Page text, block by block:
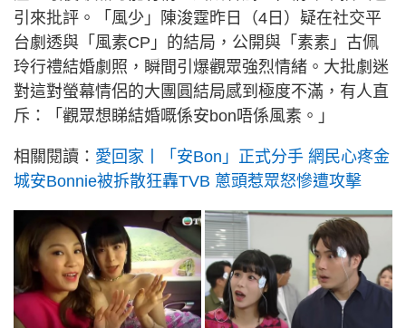
引來批評。「風少」陳浚霆昨日（4日）疑在社交平
台劇透與「風素CP」的結局，公開與「素素」古佩
玲行禮結婚劇照，瞬間引爆觀眾強烈情緒。大批劇迷
對這對螢幕情侶的大團圓結局感到極度不滿，有人直
斥：「觀眾想睇結婚嘅係安bon唔係風素。」
相關閱讀： 愛回家丨「安Bon」正式分手 網民心疼金
城安Bonnie被拆散狂轟TVB 蔥頭惹眾怒慘遭攻擊